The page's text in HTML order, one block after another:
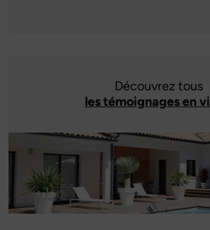
Découvrez tous
les témoignages en